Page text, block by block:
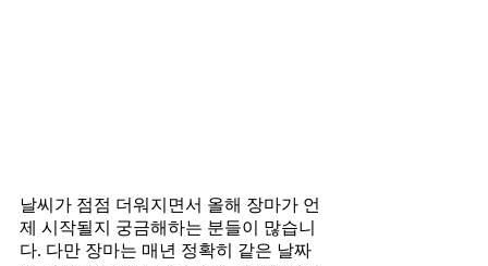
날씨가 점점 더워지면서 올해 장마가 언
제 시작될지 궁금해하는 분들이 많습니
다. 다만 장마는 매년 정확히 같은 날짜